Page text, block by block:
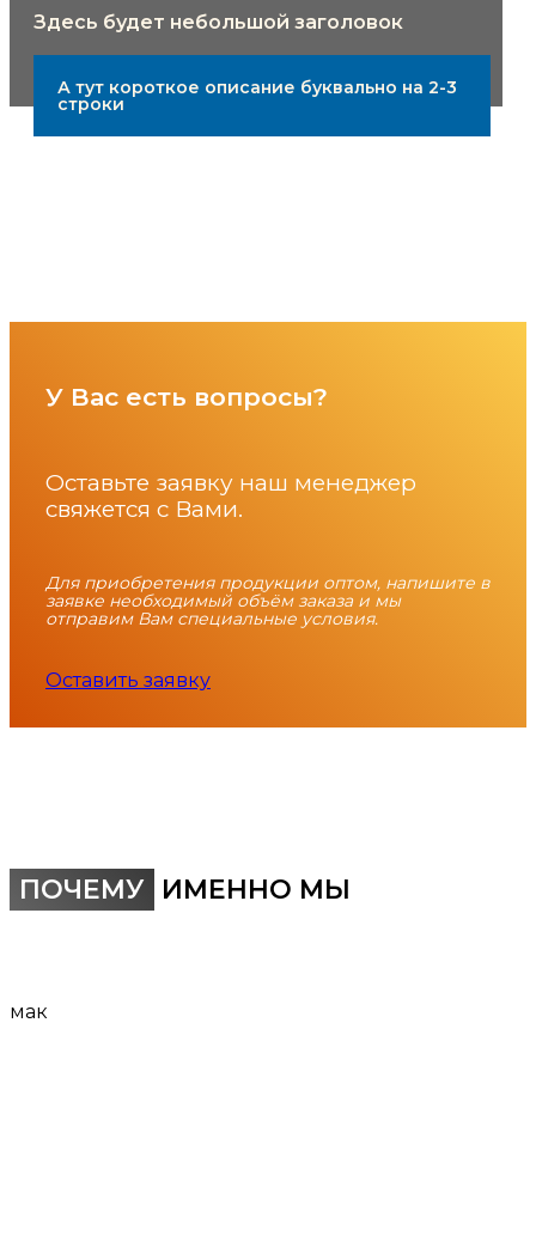
Здесь будет небольшой заголовок
А тут короткое описание буквально на 2-3
строки
У Вас есть вопросы?
Оставьте заявку наш менеджер
свяжется с Вами.
Для приобретения продукции оптом, напишите в
заявке необходимый объём заказа и мы
отправим Вам специальные условия.
Оставить заявку
ПОЧЕМУ ИМЕННО МЫ
мак